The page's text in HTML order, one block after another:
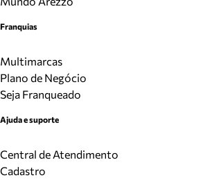
Franquias
Multimarcas
Plano de Negócio
Seja Franqueado
Ajuda e suporte
Central de Atendimento
Cadastro